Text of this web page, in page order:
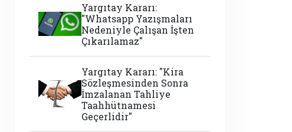
Yargıtay Kararı:
"Whatsapp Yazışmaları
Nedeniyle Çalışan İşten
Çıkarılamaz"
Yargıtay Kararı: "Kira
Sözleşmesinden Sonra
İmzalanan Tahliye
Taahhütnamesi
Geçerlidir"